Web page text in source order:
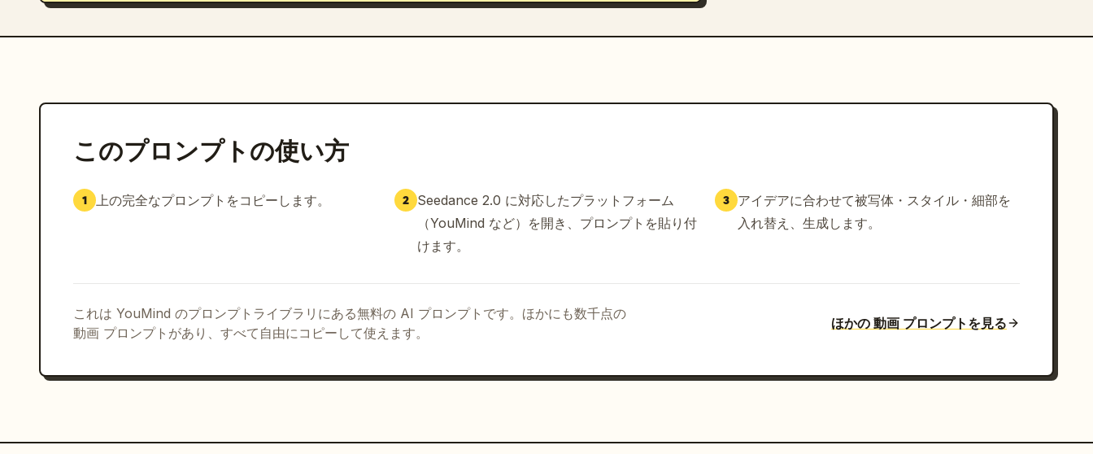
このプロンプトの使い方
1 上の完全なプロンプトをコピーします。 2 Seedance 2.0 に対応したプラットフォーム
（YouMind など）を開き、プロンプトを貼り付
けます。
3
アイデアに合わせて被写体・スタイル・細部を
入れ替え、生成します。
これは YouMind のプロンプトライブラリにある無料の AI プロンプトです。ほかにも数千点の
動画 プロンプトがあり、すべて自由にコピーして使えます。
ほかの 動画 プロンプトを見る